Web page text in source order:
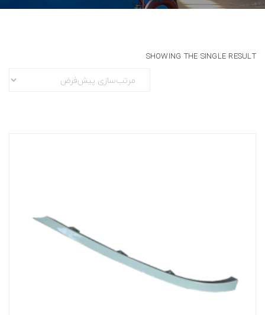
SHOWING THE SINGLE RESULT